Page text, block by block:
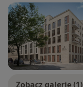
Zobacz galerię (1)